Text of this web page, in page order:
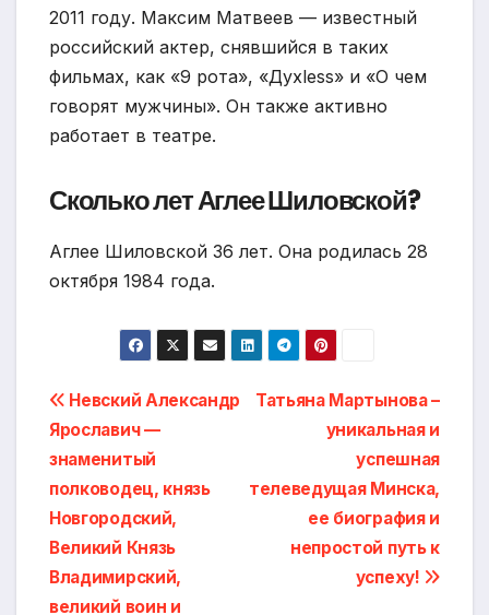
2011 году. Максим Матвеев — известный
российский актер, снявшийся в таких
фильмах, как «9 рота», «Духless» и «О чем
говорят мужчины». Он также активно
работает в театре.
Сколько лет Аглее Шиловской?
Аглее Шиловской 36 лет. Она родилась 28
октября 1984 года.
Навигация
по
записям
Татьяна Мартынова –
уникальная и
успешная
телеведущая Минска,
ее биография и
непростой путь к
успеху!
Невский Александр
Ярославич —
знаменитый
полководец, князь
Новгородский,
Великий Князь
Владимирский,
великий воин и